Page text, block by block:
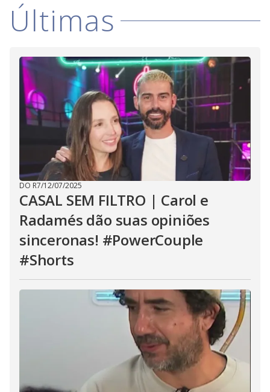
Últimas
DO R7/12/07/2025
CASAL SEM FILTRO | Carol e
Radamés dão suas opiniões
sinceronas! #PowerCouple
#Shorts